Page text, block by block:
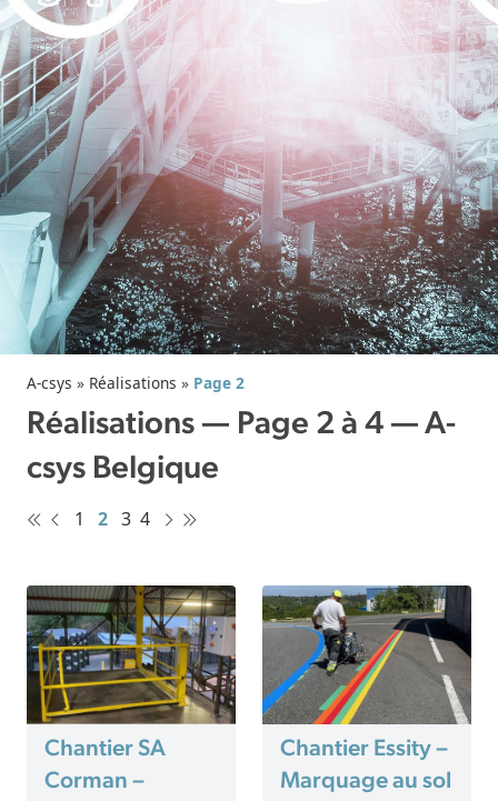
A-csys » Réalisations » Page 2
Réalisations — Page 2 à 4 — A-
csys Belgique
1 2 3 4
Chantier SA
Corman –
Chantier Essity –
Marquage au sol